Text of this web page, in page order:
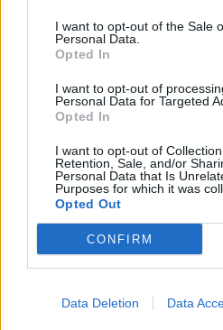
I want to opt-out of the Sale
Personal Data.
Opted In
I want to opt-out of
Personal Data for Targeted
Opted In
I want to opt-out of
Retention, Sale, and/or
Personal Data that Is
Purposes for which it was
Opted Out
CONFIRM
Data Deletion Data